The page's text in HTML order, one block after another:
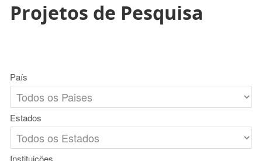
Projetos de Pesquisa
País
Estados
Instituições